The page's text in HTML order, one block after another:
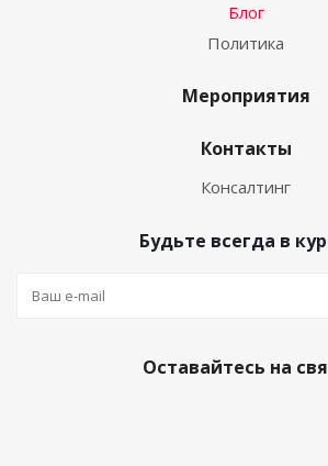
Блог
Политика
Мероприятия
Контакты
Консалтинг
Будьте всегда в
Оставайтесь на